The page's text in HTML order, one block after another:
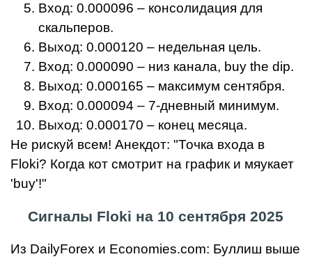
Вход: 0.000096 – консолидация для
скальперов.
Выход: 0.000120 – недельная цель.
Вход: 0.000090 – низ канала, buy the dip.
Выход: 0.000165 – максимум сентября.
Вход: 0.000094 – 7-дневный минимум.
Выход: 0.000170 – конец месяца.
Не рискуй всем! Анекдот: "Точка входа в
Floki? Когда кот смотрит на график и мяукает
'buy'!"
Сигналы Floki на 10 сентября 2025
Из DailyForex и Economies.com: Буллиш выше